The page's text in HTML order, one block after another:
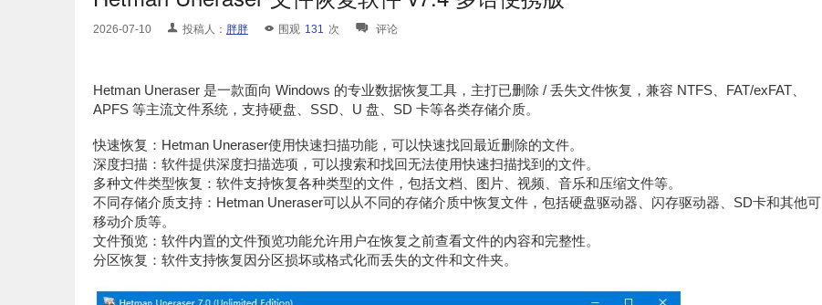
2026-07-10 投稿人： 胖胖 围观 131 次 评论
Hetman Uneraser 是一款面向 Windows 的专业数据恢复工具，主打已删除 / 丢失文件恢复，兼容 NTFS、FAT/exFAT、
APFS 等主流文件系统，支持硬盘、SSD、U 盘、SD 卡等各类存储介质。
快速恢复：Hetman Uneraser使用快速扫描功能，可以快速找回最近删除的文件。
深度扫描：软件提供深度扫描选项，可以搜索和找回无法使用快速扫描找到的文件。
多种文件类型恢复：软件支持恢复各种类型的文件，包括文档、图片、视频、音乐和压缩文件等。
不同存储介质支持：Hetman Uneraser可以从不同的存储介质中恢复文件，包括硬盘驱动器、闪存驱动器、SD卡和其他可
移动介质等。
文件预览：软件内置的文件预览功能允许用户在恢复之前查看文件的内容和完整性。
分区恢复：软件支持恢复因分区损坏或格式化而丢失的文件和文件夹。